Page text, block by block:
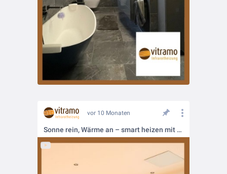
vor 10 Monaten
Sonne rein, Wärme an – smart heizen mit Infrarot